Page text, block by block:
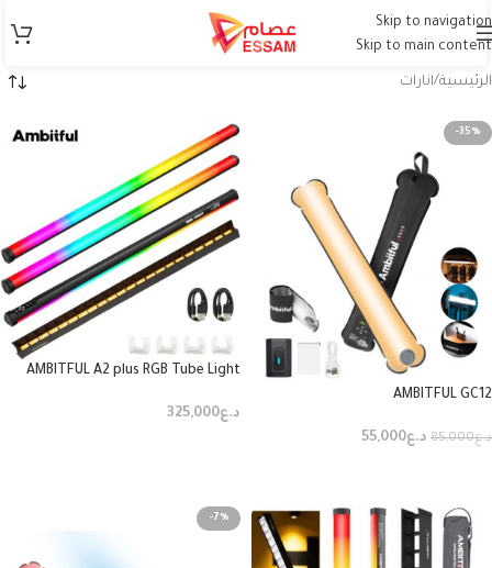
Skip to navigation
Skip to main content
الرئيسية انارات
-35%
AMBITFUL GC12
د.ع85,000 د.ع55,000
AMBITFUL A2 plus RGB Tube Light
د.ع325,000
-7%